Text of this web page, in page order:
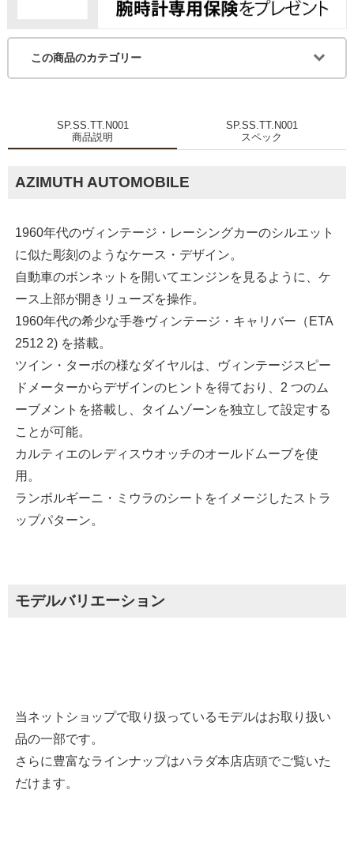
この商品のカテゴリー
SP.SS.TT.N001
商品説明
SP.SS.TT.N001
スペック
AZIMUTH AUTOMOBILE
1960年代のヴィンテージ・レーシングカーのシルエット
に似た彫刻のようなケース・デザイン。
自動車のボンネットを開いてエンジンを見るように、ケ
ース上部が開きリューズを操作。
1960年代の希少な手巻ヴィンテージ・キャリバー（ETA
2512 2) を搭載。
ツイン・ターボの様なダイヤルは、ヴィンテージスピー
ドメーターからデザインのヒントを得ており、2 つのム
ーブメントを搭載し、タイムゾーンを独立して設定する
ことが可能。
カルティエのレディスウオッチのオールドムーブを使
用。
ランボルギーニ・ミウラのシートをイメージしたストラ
ップパターン。
モデルバリエーション
当ネットショップで取り扱っているモデルはお取り扱い
品の一部です。
さらに豊富なラインナップはハラダ本店店頭でご覧いた
だけます。